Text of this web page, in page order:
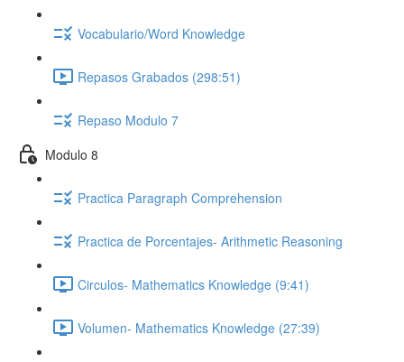
Vocabulario/Word Knowledge
Repasos Grabados (298:51)
Repaso Modulo 7
Modulo 8
Practica Paragraph Comprehension
Practica de Porcentajes- Arithmetic Reasoning
Circulos- Mathematics Knowledge (9:41)
Volumen- Mathematics Knowledge (27:39)